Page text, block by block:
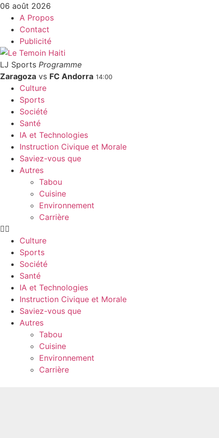
06 août 2026
A Propos
Contact
Publicité
LJ Sports Programme
Zaragoza vs FC Andorra 14:00
Culture
Sports
Société
Santé
IA et Technologies
Instruction Civique et Morale
Saviez-vous que
Autres
Tabou
Cuisine
Environnement
Carrière
Culture
Sports
Société
Santé
IA et Technologies
Instruction Civique et Morale
Saviez-vous que
Autres
Tabou
Cuisine
Environnement
Carrière